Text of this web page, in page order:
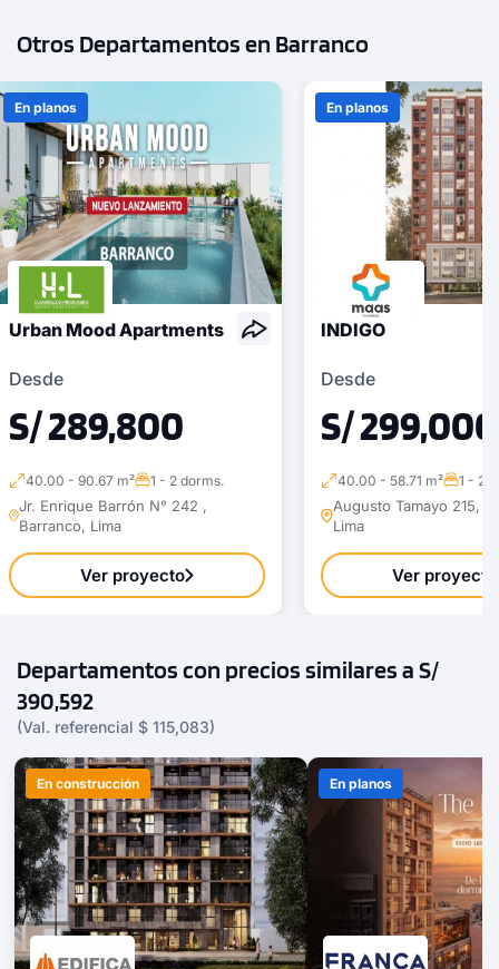
1 unidad disponible
Desde
S/ 836,156
Modelo 702
Piso 7
Otros Departamentos en Barranco
En planos
Urban Mood Apartments
Desde
S/ 289,800
40.00 - 90.67 m² 1 - 2 dorms.
Jr. Enrique Barrón N° 242 ,
Barranco, Lima
Ver proyecto
En planos
INDIGO
Desde
S/ 299,000
40.00 - 58.71 m² 1 - 2
Augusto Tamayo 215,
Lima
Ver proyecto
Departamentos con precios similares a S/
390,592
(Val. referencial $ 115,083)
En construcción En planos